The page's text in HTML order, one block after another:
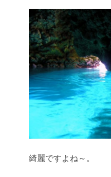
綺麗ですよね～。